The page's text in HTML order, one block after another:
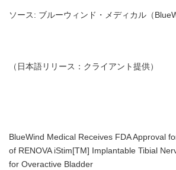
ソース: ブルーウィンド・メディカル（
（日本語リリース：クライアント提供）
BlueWind Medical Receives FDA Approval
of RENOVA iStim[TM] Implantable Tibial
for Overactive Bladder